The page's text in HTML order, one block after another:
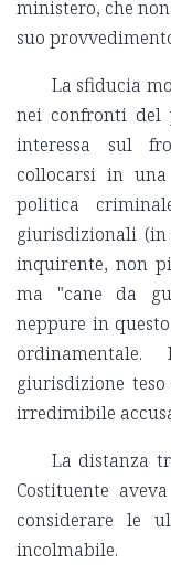
ministero, che
suo
La sfiducia
nei confronti del
interessa sul
collocarsi in
politica
giurisdizionali
inquirente, non
ma "cane da
neppure in
giurisdizione
irredimibile
La distanza
Costituente
considerare le
incolmabile.